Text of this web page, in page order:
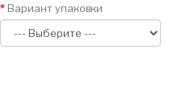
Вариант упаковки